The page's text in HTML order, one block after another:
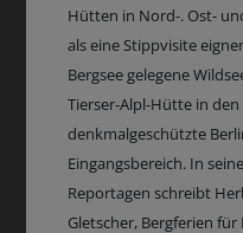
Hütten in Nord-. Ost-
als eine Stippvisite
Bergsee gelegene
Tierser-Alpl-Hütte in
denkmalgeschützte
Eingangsbereich. In
Reportagen schreibt
Gletscher, Bergferien